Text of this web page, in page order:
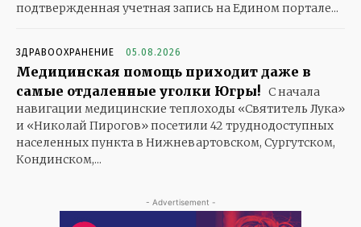
подтвержденная учетная запись на Едином портале...
ЗДРАВООХРАНЕНИЕ 05.08.2026
Медицинская помощь приходит даже в
самые отдаленные уголки Югры! С начала
навигации медицинские теплоходы «Святитель Лука»
и «Николай Пирогов» посетили 42 труднодоступных
населенных пункта в Нижневартовском, Сургутском,
Кондинском,...
- Advertisement -